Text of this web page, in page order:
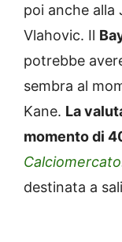
poi anche
Vlahovic. Il
potrebbe
sembra al
Kane. La
momento di
destinata a